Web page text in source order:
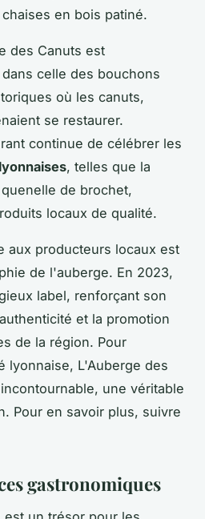
en bois patiné.
des Canuts est
celle des bouchons
où les canuts,
se restaurer.
continue de célébrer les
, telles que la
de brochet,
locaux de qualité.
aux producteurs locaux est
de l'auberge. En 2023,
label, renforçant son
et la promotion
de la région. Pour
lyonnaise, L'Auberge des
une véritable
Pour en savoir plus, suivre
gastronomiques